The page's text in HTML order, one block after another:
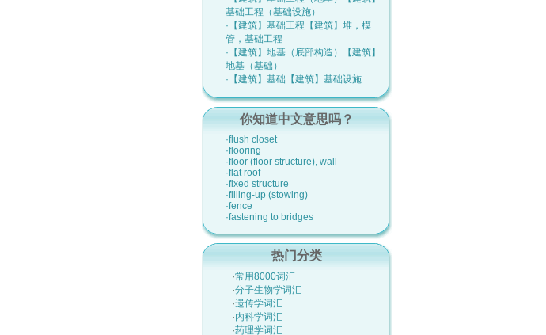
基础工程（基础设施）
·【建筑】基础工程【建筑】堆，模
管，基础工程
·【建筑】地基（底部构造）【建筑】
地基（基础）
·【建筑】基础【建筑】基础设施
你知道中文意思吗？
·flush closet
·flooring
·floor (floor structure), wall
·flat roof
·fixed structure
·filling-up (stowing)
·fence
·fastening to bridges
热门分类
·常用8000词汇
·分子生物学词汇
·遗传学词汇
·内科学词汇
·药理学词汇